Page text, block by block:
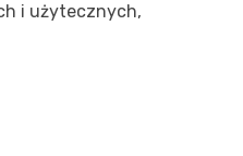
i użytecznych,